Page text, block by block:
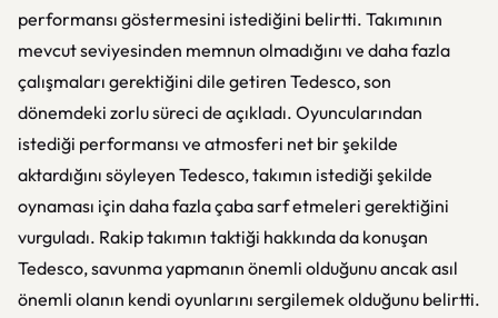
performansı göstermesini istediğini belirtti. Takımının
mevcut seviyesinden memnun olmadığını ve daha fazla
çalışmaları gerektiğini dile getiren Tedesco, son
dönemdeki zorlu süreci de açıkladı. Oyuncularından
istediği performansı ve atmosferi net bir şekilde
aktardığını söyleyen Tedesco, takımın istediği şekilde
oynaması için daha fazla çaba sarf etmeleri gerektiğini
vurguladı. Rakip takımın taktiği hakkında da konuşan
Tedesco, savunma yapmanın önemli olduğunu ancak asıl
önemli olanın kendi oyunlarını sergilemek olduğunu belirtti.